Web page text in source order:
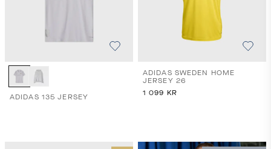
ADIDAS 135 JERSEY
ADIDAS SWEDEN HOME
JERSEY 26
1 099 KR